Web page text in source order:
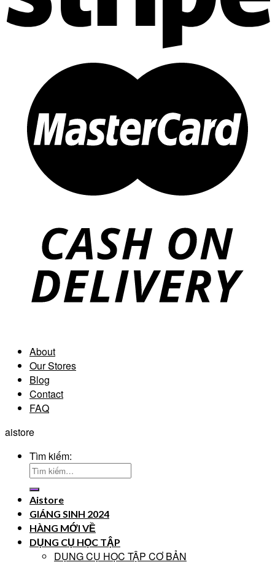
About
Our Stores
Blog
Contact
FAQ
aistore
Tìm kiếm:
Aistore
GIÁNG SINH 2024
HÀNG MỚI VỀ
DỤNG CỤ HỌC TẬP
DỤNG CỤ HỌC TẬP CƠ BẢN